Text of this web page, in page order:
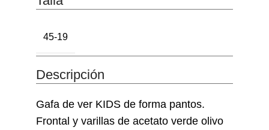
45-19
Descripción
Gafa de ver KIDS de forma pantos.
Frontal y varillas de acetato verde olivo